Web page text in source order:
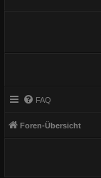
FAQ
Foren-Übersicht